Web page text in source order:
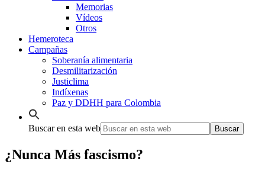
Memorias
Vídeos
Otros
Hemeroteca
Campañas
Soberanía alimentaria
Desmilitarización
Justiclima
Indíxenas
Paz y DDHH para Colombia
Buscar en esta web
¿Nunca Más fascismo?